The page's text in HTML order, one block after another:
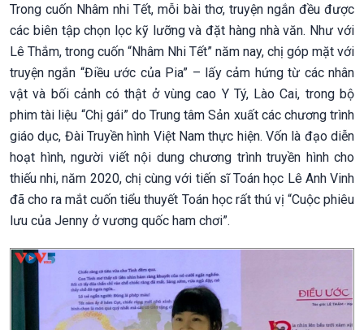
Trong cuốn Nhâm nhi Tết, mỗi bài thơ, truyện ngắn đều được
các biên tập chọn lọc kỹ lưỡng và đặt hàng nhà văn. Như với
Lê Thắm, trong cuốn “Nhâm Nhi Tết” năm nay, chị góp mặt với
truyện ngắn “Điều ước của Pia” – lấy cảm hứng từ các nhân
vật và bối cảnh có thật ở vùng cao Y Tý, Lào Cai, trong bộ
phim tài liệu “Chị gái” do Trung tâm Sản xuất các chương trình
giáo dục, Đài Truyền hình Việt Nam thực hiện. Vốn là đạo diễn
hoạt hình, người viết nội dung chương trình truyền hình cho
thiếu nhi, năm 2020, chị cùng với tiến sĩ Toán học Lê Anh Vinh
đã cho ra mắt cuốn tiểu thuyết Toán học rất thú vị “Cuộc phiêu
lưu của Jenny ở vương quốc ham chơi”.